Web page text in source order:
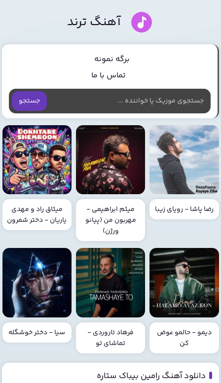
آهنگ ترند
برگه نمونه
تماس با ما
جستجو
رضا پاشا - رویای زیبا
میثم ابراهیمی -
مهربون من (پیانو
ورژن)
میثاق راد و مهدی
یاریان - دختر شمرون
دیمو - حالمو عوض
کن
فرهاد تاروردی -
تماشای تو
سیا - دختر خوشگله
دانلود آهنگ رامین بیباک ستاره